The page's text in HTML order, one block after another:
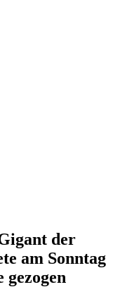
der
am Sonntag